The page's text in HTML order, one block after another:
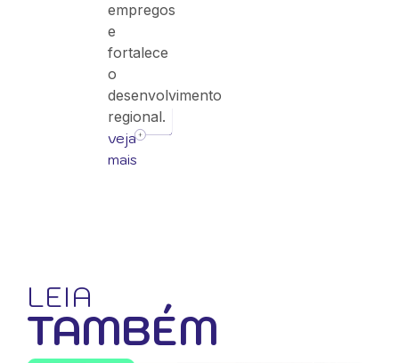
empregos
e
fortalece
o
desenvolvimento
regional.
veja
mais
LEIA
TAMBÉM